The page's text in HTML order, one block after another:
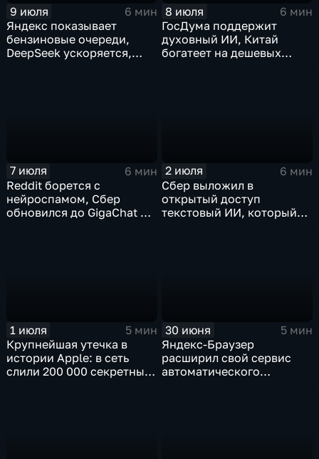
9 июля
6 мин
Яндекс показывает
бензиновые очереди,
DeepSeek ускоряется,
8 июля
6 мин
ГосДума поддержит
духовный ИИ, Китай
богатеет на дешевых
7 июля
6 мин
Reddit борется с
нейроспамом, Сбер
обновился до GigaChat 3.5
2 июля
6 мин
Сбер выложил в
открытый доступ
текстовый ИИ, который
1 июля
5 мин
Крупнейшая утечка в
истории Apple: в сеть
слили 200 000 секретных
30 июня
5 мин
Яндекс-Браузер
расширил свой сервис
автоматического